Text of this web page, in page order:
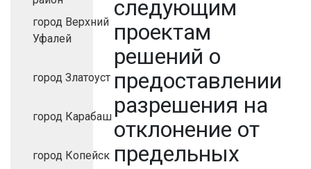
город Верхний
Уфалей
город Златоуст
город Карабаш
город Копейск
следующим
проектам
решений о
предоставлении
разрешения на
отклонение от
предельных